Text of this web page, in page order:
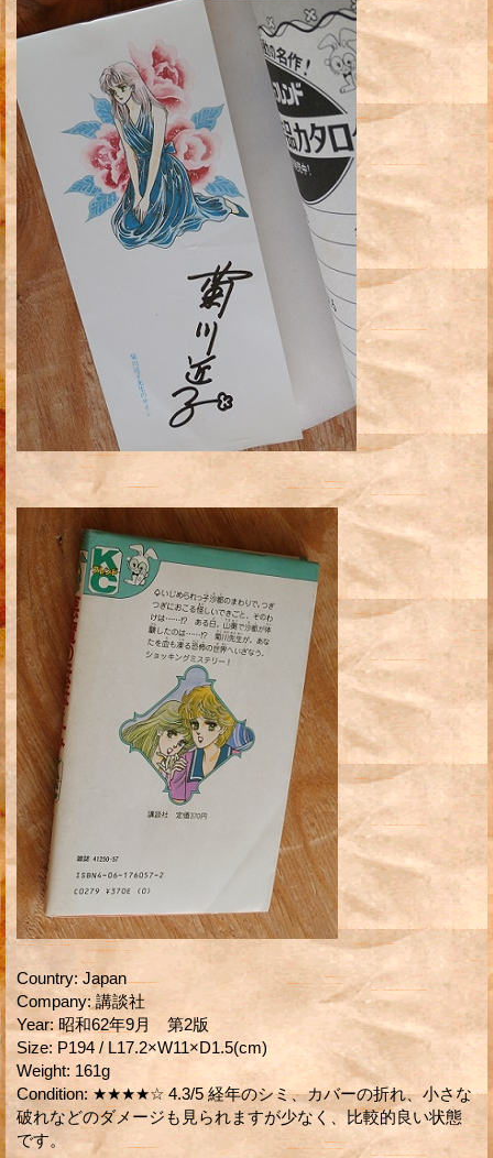
Country: Japan
Company: 講談社
Year: 昭和62年9月 第2版
Size: P194 / L17.2×W11×D1.5(cm)
Weight: 161g
Condition: ★★★★☆ 4.3/5 経年のシミ、カバーの折れ、小さな
破れなどのダメージも見られますが少なく、比較的良い状態
です。